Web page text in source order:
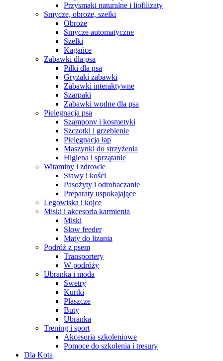
Przysmaki naturalne i liofilizaty
Smycze, obroże, szelki
Obroże
Smycze automatyczne
Szelki
Kagańce
Zabawki dla psa
Piłki dla psa
Gryzaki zabawki
Zabawki interaktywne
Szarpaki
Zabawki wodne dla psa
Pielęgnacja psa
Szampony i kosmetyki
Szczotki i grzebienie
Pielęgnacja łap
Maszynki do strzyżenia
Higiena i sprzątanie
Witaminy i zdrowie
Stawy i kości
Pasożyty i odrobaczanie
Preparaty uspokajające
Legowiska i kojce
Miski i akcesoria karmienia
Miski
Slow feeder
Maty do lizania
Podróż z psem
Transportery
W podróży
Ubranka i moda
Swetry
Kurtki
Płaszcze
Buty
Ubranka
Trening i sport
Akcesoria szkoleniowe
Pomoce do szkolenia i tresury
Dla Kota